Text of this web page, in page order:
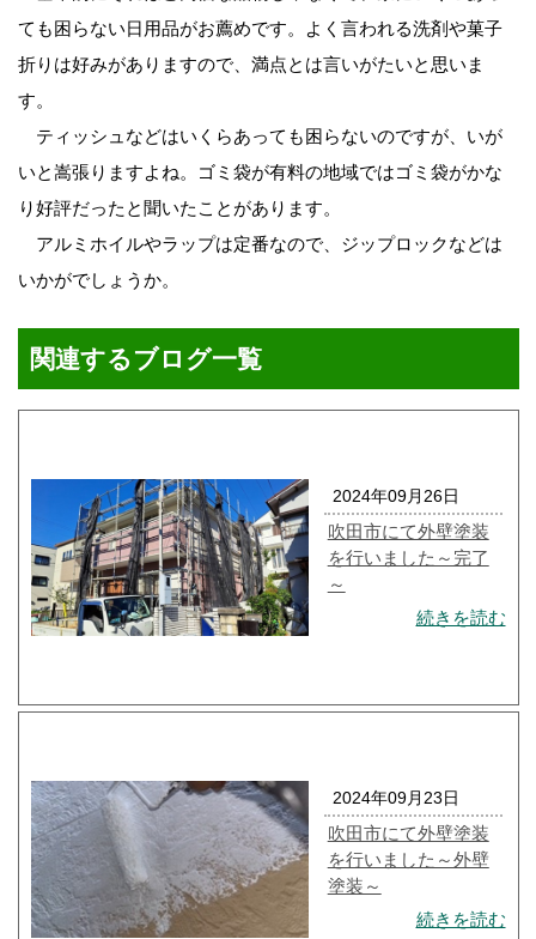
ても困らない日用品がお薦めです。よく言われる洗剤や菓子
折りは好みがありますので、満点とは言いがたいと思いま
す。
ティッシュなどはいくらあっても困らないのですが、いが
いと嵩張りますよね。ゴミ袋が有料の地域ではゴミ袋がかな
り好評だったと聞いたことがあります。
アルミホイルやラップは定番なので、ジップロックなどは
いかがでしょうか。
関連するブログ一覧
2024年09月26日
吹田市にて外壁塗装
を行いました～完了
～
続きを読む
2024年09月23日
吹田市にて外壁塗装
を行いました～外壁
塗装～
続きを読む